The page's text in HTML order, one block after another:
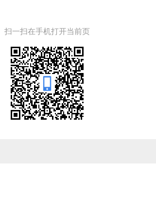
扫一扫在手机打开当前页